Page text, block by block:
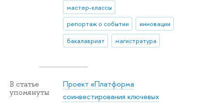
мастер-классы
репортаж о событии
инновации
бакалавриат
магистратура
В статье
упомянуты
Проект «Платформа
соинвестирования ключевых